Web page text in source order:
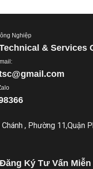
Nghiệp
& Services
, Phường 11,Quận
Đăng Ký Tư Vấn Miễn